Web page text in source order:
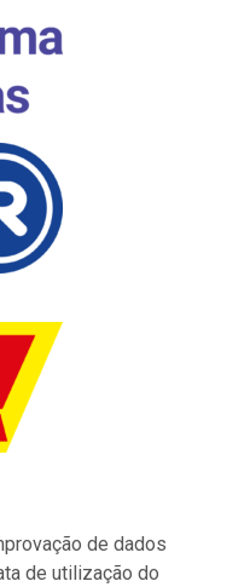
de dados
de utilização do